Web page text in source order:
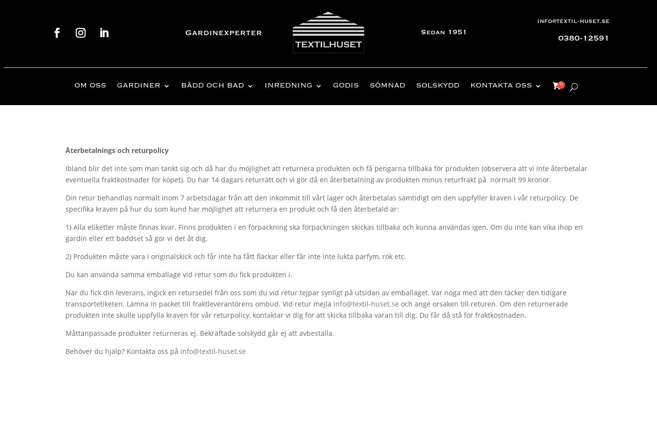
Gardinexperter Sedan 1951
info@textil-huset.se
0380-12591
OM OSS GARDINER BÄDD OCH BAD INREDNING GODIS SÖMNAD SOLSKYDD KONTAKTA OSS
Återbetalnings och returpolicy
Ibland blir det inte som man tänkt sig och då har du möjlighet att returnera produkten och få pengarna tillbaka för produkten (observera att vi inte återbetalar
eventuella fraktkostnader för köpet). Du har 14 dagars returrätt och vi gör då en återbetalning av produkten minus returfrakt på normalt 99 kronor.
Din retur behandlas normalt inom 7 arbetsdagar från att den inkommit till vårt lager och återbetalas samtidigt om den uppfyller kraven i vår returpolicy. De
specifika kraven på hur du som kund har möjlighet att returnera en produkt och få den återbetald är:
1) Alla etiketter måste finnas kvar. Finns produkten i en förpackning ska förpackningen skickas tillbaka och kunna användas igen. Om du inte kan vika ihop en
gardin eller ett bäddset så gör vi det åt dig.
2) Produkten måste vara i originalskick och får inte ha fått fläckar eller får inte inte lukta parfym, rök etc.
Du kan använda samma emballage vid retur som du fick produkten i.
När du fick din leverans, ingick en retursedel från oss som du vid retur tejpar synligt på utsidan av emballaget. Var noga med att den täcker den tidigare
transportetiketen. Lämna in packet till fraktleverantörens ombud. Vid retur mejla info@textil-huset.se och ange orsaken till returen. Om den returnerade
produkten inte skulle uppfylla kraven för vår returpolicy, kontaktar vi dig för att skicka tillbaka varan till dig. Du får då stå för fraktkostnaden.
Måttanpassade produkter returneras ej. Bekräftade solskydd går ej att avbeställa.
Behöver du hjälp? Kontakta oss på info@textil-huset.se